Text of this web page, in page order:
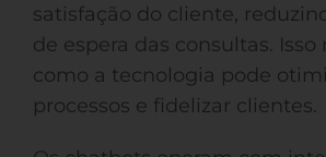
satisfação do cliente,
de espera das consultas. Isso
como a tecnologia pode
processos e fidelizar clientes.